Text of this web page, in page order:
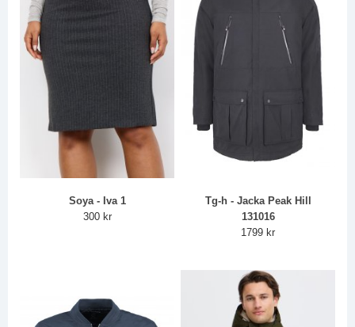
Soya - Iva 1
300 kr
Tg-h - Jacka Peak Hill
131016
1799 kr